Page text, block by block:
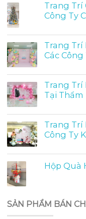
Trang Trí
Công Ty
Trang Trí
Các Công
Trang Trí
Tại Thẩm
Trang Trí
Công Ty
Hộp Quà
SẢN PHẨM BÁN